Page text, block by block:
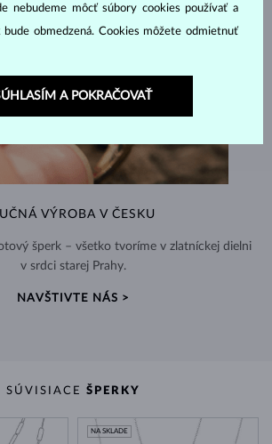
VÝROBA V ČESKU
šperk – všetko tvoríme v zlatníckej dielni
v srdci starej Prahy.
NAVŠTIVTE NÁS >
SÚVISIACE ŠPERKY
NA SKLADE
nebudeme môcť súbory cookies používať a
obmedzená. Cookies môžete odmietnuť
A POKRAČOVAŤ